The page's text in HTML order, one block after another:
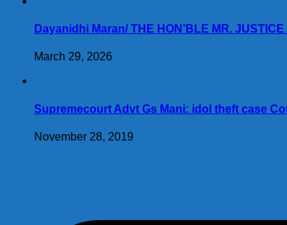
Dayanidhi Maran/ THE HON’BLE MR.
March 29, 2026
Supremecourt Advt Gs Mani: idol theft case
November 28, 2019